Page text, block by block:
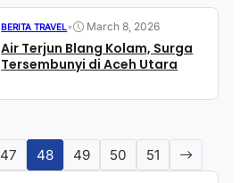
BERITA TRAVEL• March 8, 2026
Air Terjun Blang Kolam, Surga
Tersembunyi di Aceh Utara
47 48 49 50 51